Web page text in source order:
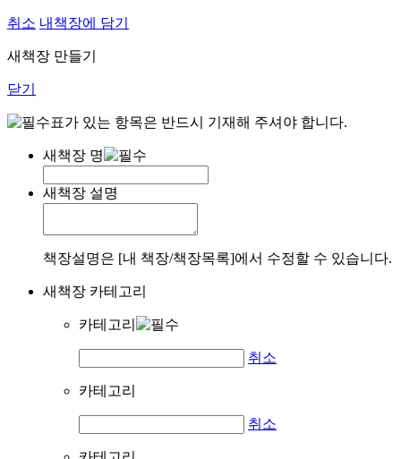
취소 내책장에 담기
새책장 만들기
닫기
표가 있는 항목은 반드시 기재해 주셔야 합니다.
새책장 명
새책장 설명
책장설명은 [내 책장/책장목록]에서 수정할 수 있습니다.
새책장 카테고리
카테고리
취소
카테고리
취소